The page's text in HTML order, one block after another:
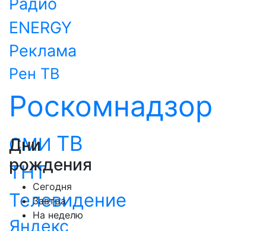
ENERGY
Реклама
Рен ТВ
Роскомнадзор
СМИ ТВ
ТНТ
Телевидение
Яндекс
Дни
рождения
Сегодня
Завтра
На неделю